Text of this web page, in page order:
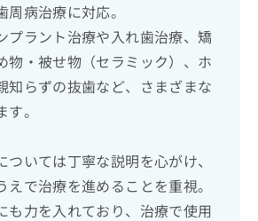
病治療に対応。
プラント治療や入れ歯治療、矯
物・被せ物（セラミック）、ホ
知らずの抜歯など、さまざまな
。
いては丁寧な説明を心がけ、
で治療を進めることを重視。
も力を入れており、治療で使用